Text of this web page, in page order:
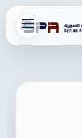
القائمة